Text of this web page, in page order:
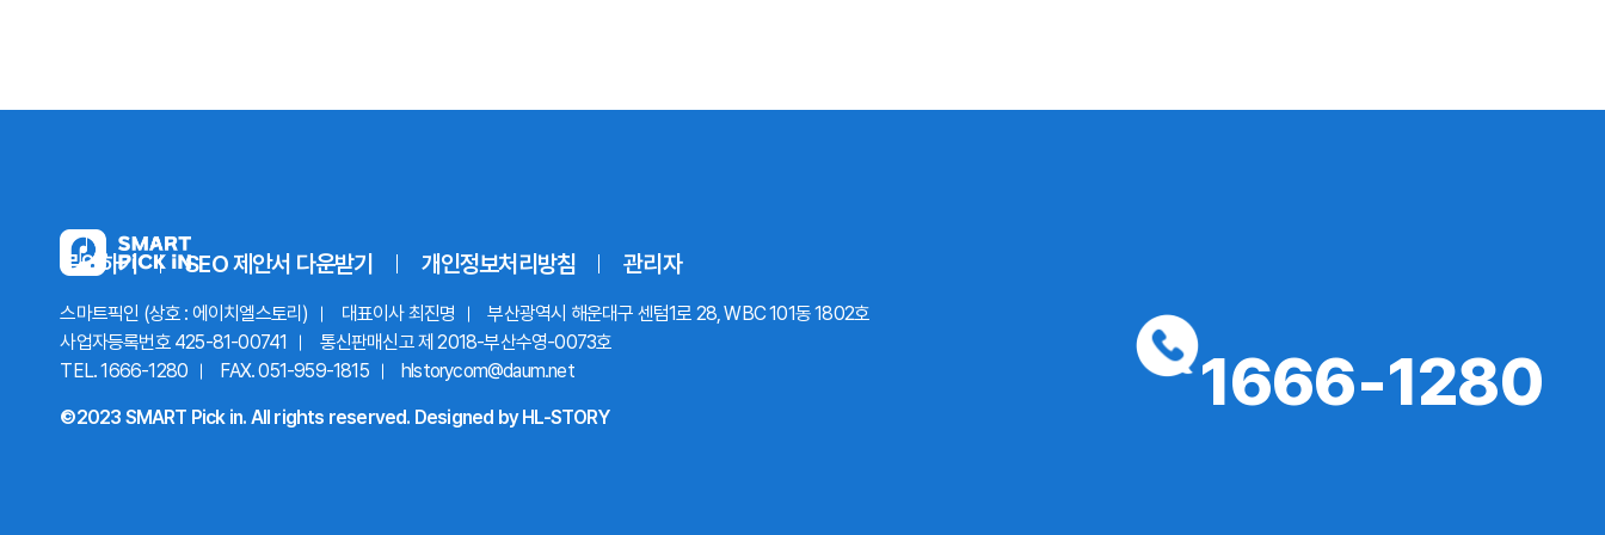
문의하기 SEO 제안서 다운받기 개인정보처리방침 관리자
스마트픽인 (상호 : 에이치엘스토리) 대표이사 최진명
부산광역시 해운대구 센텀1로 28, WBC 101동 1802호
사업자등록번호 425-81-00741
통신판매신고 제 2018-부산수영-0073호
TEL. 1666-1280
FAX. 051-959-1815 hlstorycom@daum.net
©2023 SMART Pick in. All rights reserved. Designed byHL-STORY 1666-1280